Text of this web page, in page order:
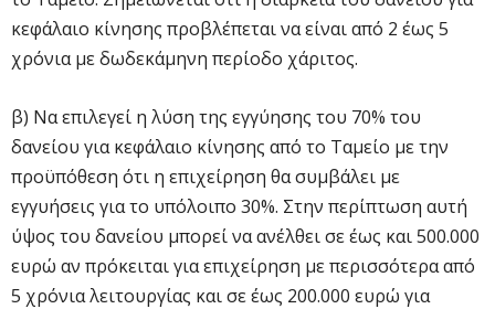
κεφάλαιο κίνησης προβλέπεται να είναι από 2 έως 5
χρόνια με δωδεκάμηνη περίοδο χάριτος.
β) Να επιλεγεί η λύση της εγγύησης του 70% του
δανείου για κεφάλαιο κίνησης από το Ταμείο με την
προϋπόθεση ότι η επιχείρηση θα συμβάλει με
εγγυήσεις για το υπόλοιπο 30%. Στην περίπτωση αυτή
ύψος του δανείου μπορεί να ανέλθει σε έως και 500.000
ευρώ αν πρόκειται για επιχείρηση με περισσότερα από
5 χρόνια λειτουργίας και σε έως 200.000 ευρώ για